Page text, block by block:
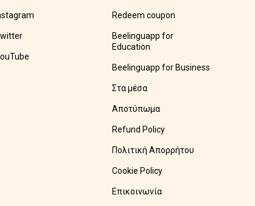
Redeem coupon
Beelinguapp for
Education
Beelinguapp for Business
Στα μέσα
Αποτύπωμα
Refund Policy
Πολιτική Απορρήτου
Cookie Policy
Επικοινωνία